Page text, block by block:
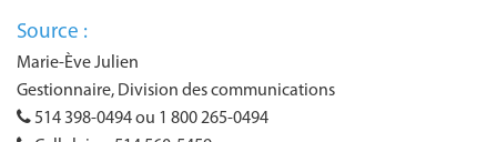
Source :
Marie-Ève Julien
Gestionnaire, Division des communications
514 398-0494 ou 1 800 265-0494